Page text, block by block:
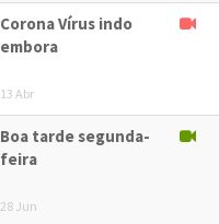
Corona Vírus indo
embora
13 Abr
Boa tarde segunda-
feira
28 Jun